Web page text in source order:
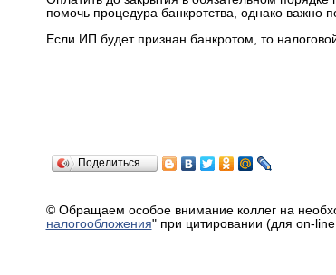
помочь процедура банкротства, однако
Если ИП будет признан банкротом, то
Поделиться…
© Обращаем особое внимание коллег на
налогообложения" при цитировании (для on-line